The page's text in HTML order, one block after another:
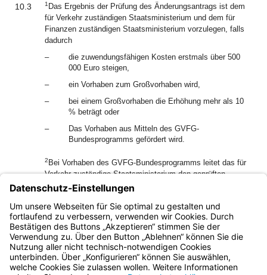
10.3 1 Das Ergebnis der Prüfung des Änderungsantrags ist dem
für Verkehr zuständigen Staatsministerium und dem für
Finanzen zuständigen Staatsministerium vorzulegen, falls
dadurch
–
die zuwendungsfähigen Kosten erstmals über 500
000 Euro steigen,
–
ein Vorhaben zum Großvorhaben wird,
–
bei einem Großvorhaben die Erhöhung mehr als 10
% beträgt oder
–
Das Vorhaben aus Mitteln des GVFG-
Bundesprogramms gefördert wird.
2 Bei Vorhaben des GVFG-Bundesprogramms leitet das für
Verkehr zuständige Staatsministerium den geprüften
Änderungsantrag an das Bundesverkehrsministerium weiter.
Die Regierung erlässt in den Fällen des Satzes 1 einen
geänderten Zuwendungsbescheid, sobald sie hierzu von
den zuständigen Ministerien die Zustimmung erhalten hat.
Bayern.de
BayernPortal